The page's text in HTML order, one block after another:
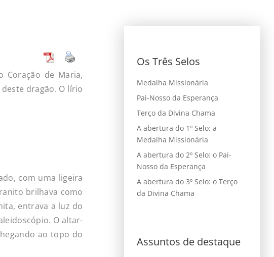
Coração de Maria,
dragão. O lírio
com uma ligeira
brilhava como
entrava a luz do
O altar-
ao topo do
Os Três Selos
Medalha Missionária
Pai-Nosso da Esperança
Terço da Divina Chama
A abertura do 1º Selo: a
Medalha Missionária
A abertura do 2º Selo: o Pai-
Nosso da Esperança
A abertura do 3º Selo: o Terço
da Divina Chama
Assuntos de destaque